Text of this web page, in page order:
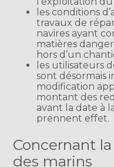
les conditions
travaux de
navires ayant
matières
hors d’un
les utilisateurs
sont désormais
modification
montant des
avant la date à
prennent effet.
Concernant
des marins